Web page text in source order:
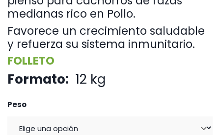
58,95 €
medianas rico en Pollo.
Favorece un crecimiento saludable
y refuerza su sistema inmunitario.
FOLLETO
Formato: 12 kg
Peso